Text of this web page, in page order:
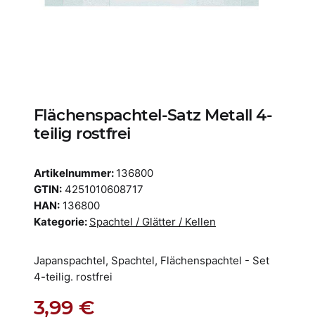
Flächenspachtel-Satz Metall 4-
teilig rostfrei
Artikelnummer: 136800
GTIN: 4251010608717
HAN: 136800
Kategorie: Spachtel / Glätter / Kellen
Japanspachtel, Spachtel, Flächenspachtel - Set
4-teilig. rostfrei
3,99 €